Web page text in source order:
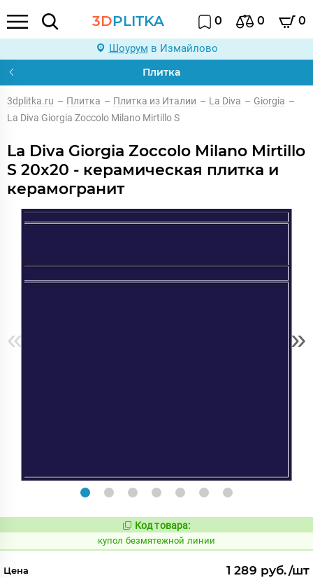
3DPLITKA 0 0 0
Шоурум в Измайлово
Плитка
3dplitka.ru – Плитка – Плитка из Италии – La Diva – Giorgia –
La Diva Giorgia Zoccolo Milano Mirtillo S
La Diva Giorgia Zoccolo Milano Mirtillo
S 20x20 - керамическая плитка и
керамогранит
« »
Код:
844294
Код товара:
купол безмятежной линии
Цена 1 289 руб./шт